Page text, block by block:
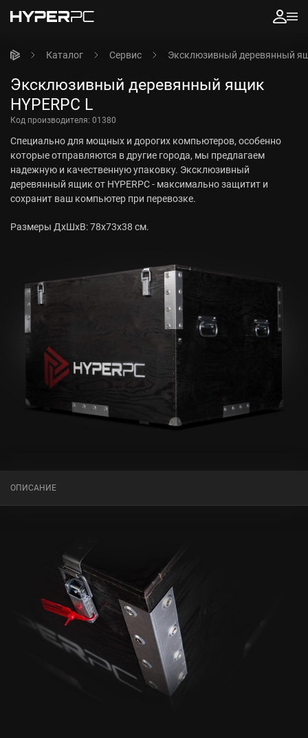
Каталог Сервис Эксклюзивный деревянный
Эксклюзивный деревянный ящик
HYPERPC L
Код производителя: 01380
Специально для мощных и дорогих компьютеров, особенно
которые отправляются в другие города, мы предлагаем
надежную и качественную упаковку. Эксклюзивный
деревянный ящик от HYPERPC - максимально защитит и
сохранит ваш компьютер при перевозке.
Размеры ДxШxВ: 78x73x38 см.
ОПИСАНИЕ